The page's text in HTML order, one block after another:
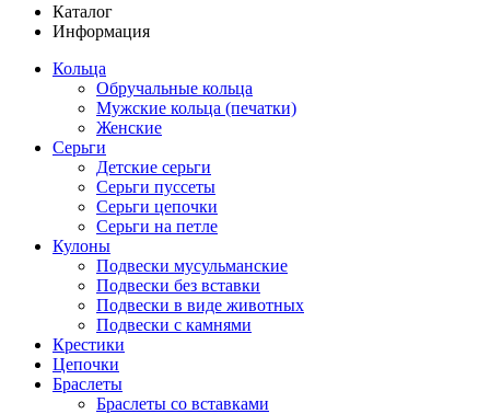
Каталог
Информация
Кольца
Обручальные кольца
Мужские кольца (печатки)
Женские
Серьги
Детские серьги
Серьги пуссеты
Серьги цепочки
Серьги на петле
Кулоны
Подвески мусульманские
Подвески без вставки
Подвески в виде животных
Подвески с камнями
Крестики
Цепочки
Браслеты
Браслеты со вставками